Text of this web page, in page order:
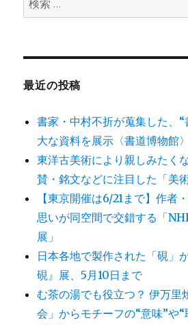
索:
最近の投稿
書家・中村不折が蒐集した、
大な資料を展示〈書道博物館〉
東洋古美術により親しみたく
賛・銘文などに注目した「美
【東京開催は6/21まで】作者
思いが同空間で交錯する「
展」
日本各地で製作された「硯」
硯』展、5月10日まで
む茶の湯でも役立つ？ 伊万里
会」からモチーフの“意味”や